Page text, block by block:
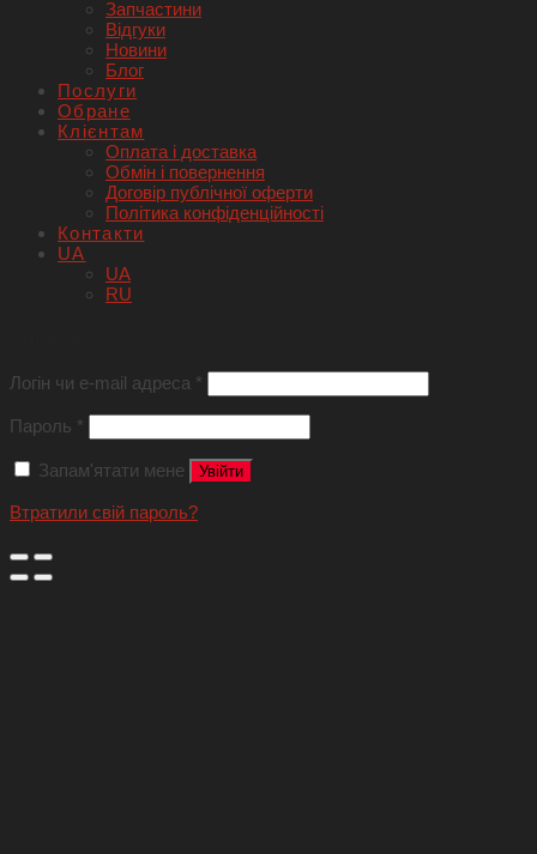
Запчастини
Відгуки
Новини
Блог
Послуги
Обране
Клієнтам
Оплата і доставка
Обмін і повернення
Договір публічної оферти
Політика конфіденційності
Контакти
UA
UA
RU
Логін чи e-mail адреса *
Пароль *
Запам'ятати мене Увійти
Втратили свій пароль?